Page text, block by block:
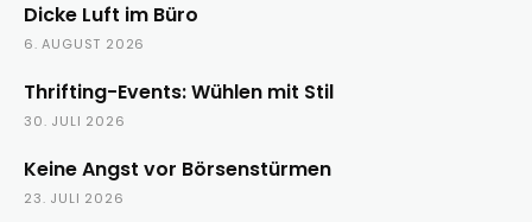
Dicke Luft im Büro
6. AUGUST 2026
Thrifting-Events: Wühlen mit Stil
30. JULI 2026
Keine Angst vor Börsenstürmen
23. JULI 2026